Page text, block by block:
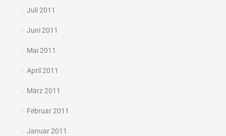
Juli 2011
Juni 2011
Mai 2011
April 2011
März 2011
Februar 2011
Januar 2011